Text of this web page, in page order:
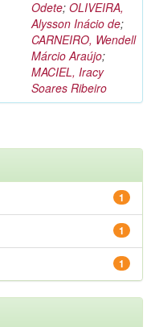
Odete; OLIVEIRA,
Alysson Inácio de;
CARNEIRO, Wendell
Márcio Araújo;
MACIEL, Iracy
Soares Ribeiro
1
1
1